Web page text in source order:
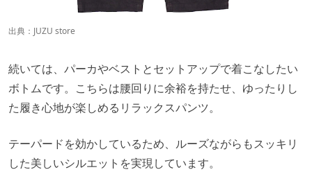
出典： JUZU store
続いては、パーカやベストとセットアップで着こなしたい
ボトムです。こちらは腰回りに余裕を持たせ、ゆったりし
た履き心地が楽しめるリラックスパンツ。
テーパードを効かしているため、ルーズながらもスッキリ
した美しいシルエットを実現しています。